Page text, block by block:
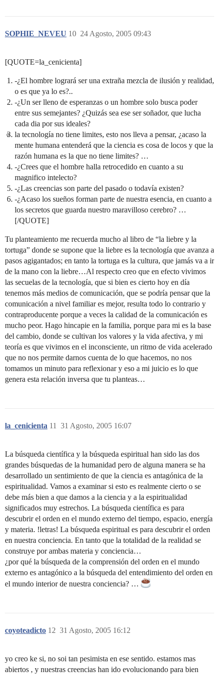
SOPHIE_NEVEU 24 Agosto, 2005 09:43
10
[QUOTE=la_cenicienta]
-¿El hombre logrará ser una extraña mezcla de ilusión y realidad,
o es que ya lo es?..
-¿Un ser lleno de esperanzas o un hombre solo busca poder
entre sus semejantes? ¿Quizás sea ese ser soñador, que lucha
cada dia por sus ideales?
la tecnología no tiene limites, esto nos lleva a pensar, ¿acaso la
mente humana entenderá que la ciencia es cosa de locos y que la
razón humana es la que no tiene limites? …
-¿Crees que el hombre halla retrocedido en cuanto a su
magnifico intelecto?
-¿Las creencias son parte del pasado o todavía existen?
-¿Acaso los sueños forman parte de nuestra esencia, en cuanto a
los secretos que guarda nuestro maravilloso cerebro? …
[/QUOTE]
Tu planteamiento me recuerda mucho al libro de “la liebre y la
tortuga” donde se supone que la liebre es la tecnología que avanza a
pasos agigantados; en tanto la tortuga es la cultura, que jamás va a ir
de la mano con la liebre…Al respecto creo que en efecto vivimos
las secuelas de la tecnología, que si bien es cierto hoy en día
tenemos más medios de comunicación, que se podría pensar que la
comunicación a nivel familiar es mejor, resulta todo lo contrario y
contraproducente porque a veces la calidad de la comunicación es
mucho peor. Hago hincapie en la familia, porque para mi es la base
del cambio, donde se cultivan los valores y la vida afectiva, y mi
teoría es que vivimos en el inconsciente, un ritmo de vida acelerado
que no nos permite darnos cuenta de lo que hacemos, no nos
tomamos un minuto para reflexionar y eso a mi juicio es lo que
genera esta relación inversa que tu planteas…
la_cenicienta 31 Agosto, 2005 16:07
11
La búsqueda científica y la búsqueda espiritual han sido las dos
grandes búsquedas de la humanidad pero de alguna manera se ha
desarrollado un sentimiento de que la ciencia es antagónica de la
espiritualidad. Vamos a examinar si esto es realmente cierto o se
debe más bien a que damos a la ciencia y a la espiritualidad
significados muy estrechos. La búsqueda científica es para
descubrir el orden en el mundo externo del tiempo, espacio, energía
y materia. !letras! La búsqueda espiritual es para descubrir el orden
en nuestra conciencia. En tanto que la totalidad de la realidad se
construye por ambas materia y conciencia…
¿por qué la búsqueda de la comprensión del orden en el mundo
externo es antagónico a la búsqueda del entendimiento del orden en
el mundo interior de nuestra conciencia? …
coyoteadicto 31 Agosto, 2005 16:12
12
yo creo ke si, no soi tan pesimista en ese sentido. estamos mas
abiertos , y nuestras creencias han ido evolucionando para bien